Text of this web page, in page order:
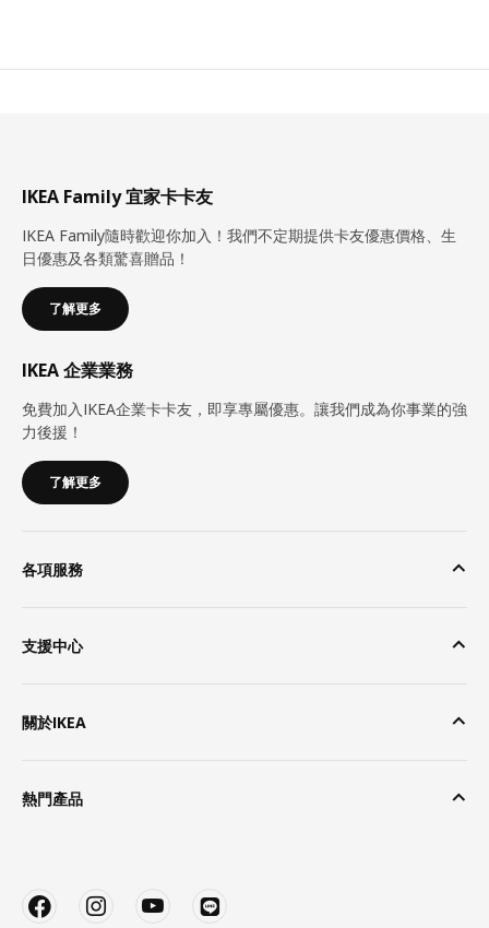
IKEA Family 宜家卡卡友
IKEA Family隨時歡迎你加入！我們不定期提供卡友優惠價格、生
日優惠及各類驚喜贈品！
了解更多
IKEA 企業業務
免費加入IKEA企業卡卡友，即享專屬優惠。讓我們成為你事業的強
力後援！
了解更多
各項服務
支援中心
關於IKEA
熱門產品